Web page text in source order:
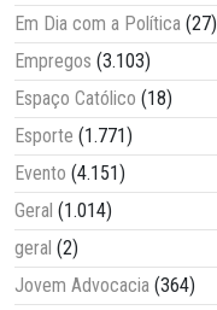
Em Dia com a Política (27)
Empregos (3.103)
Espaço Católico (18)
Esporte (1.771)
Evento (4.151)
Geral (1.014)
geral (2)
Jovem Advocacia (364)